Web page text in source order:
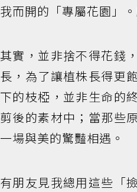
我而開的「專屬花園」
其實，並非捨不得花錢
長，為了讓植株長得更
下的枝椏，並非生命的
剪後的素材中；當那些
一場與美的驚豔相遇。
有朋友見我總用這些「